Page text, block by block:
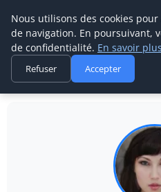
Accueil Auteurs Laura Masson
Nous utilisons des cookies
de navigation. En poursuivant,
de confidentialité. En savoir plus
Refuser Accepter